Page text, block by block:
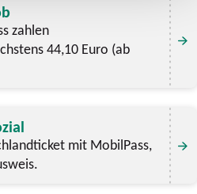
zahlen
44,10 Euro (ab
mit MobilPass,